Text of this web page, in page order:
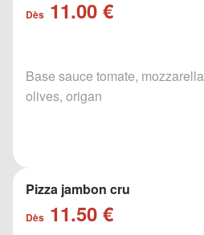
Dès 11.00 €
Base sauce tomate,
olives, origan
Pizza jambon cru
Dès 11.50 €